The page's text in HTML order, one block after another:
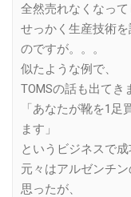
全然売れなくなって
せっかく生産技術
のですが。。。
似たような例で、
TOMSの話も出てき
「あなたが靴を1
ます」
というビジネスで
元々はアルゼンチ
思ったが、